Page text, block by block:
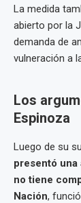
La medida
abierto por la
demanda de
vulneración a
Los
Espinoza
Luego de su
presentó una
no tiene
Nación,